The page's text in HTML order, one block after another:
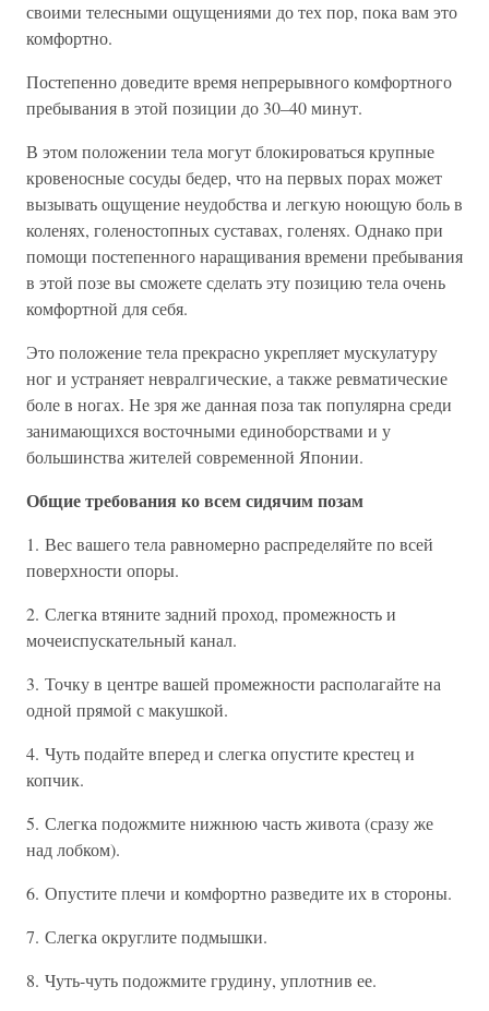
своими телесными ощущениями до тех пор, пока вам это
комфортно.
Постепенно доведите время непрерывного комфортного
пребывания в этой позиции до 30–40 минут.
В этом положении тела могут блокироваться крупные
кровеносные сосуды бедер, что на первых порах может
вызывать ощущение неудобства и легкую ноющую боль в
коленях, голеностопных суставах, голенях. Однако при
помощи постепенного наращивания времени пребывания
в этой позе вы сможете сделать эту позицию тела очень
комфортной для себя.
Это положение тела прекрасно укрепляет мускулатypy
ног и устраняет невралгические, а также ревматические
боле в ногах. Не зря же данная поза так популярна среди
занимающихся восточными единоборствами и у
большинства жителей современной Японии.
Общие требования ко всем сидячим позам
1. Вес вашего тела равномерно распределяйте по всей
поверхности опоры.
2. Слегка втяните задний проход, промежность и
мочеиспускательный канал.
3. Точку в центре вашей промежности располагайте на
одной прямой с макушкой.
4. Чуть подайте вперед и слегка опустите крестец и
копчик.
5. Слегка подожмите нижнюю часть живота (сразу же
над лобком).
6. Опустите плечи и комфортно разведите их в стороны.
7. Слегка округлите подмышки.
8. Чуть-чуть подожмите грудину, уплотнив ее.